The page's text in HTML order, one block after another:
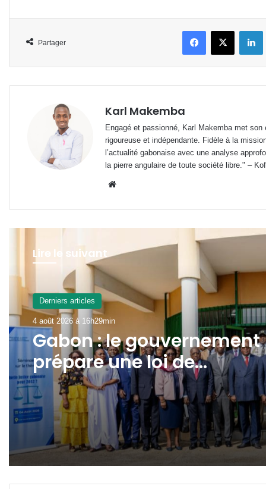
Partager
FacebookX
Karl Makemba
Engagé et passionné, Karl Makemba met
rigoureuse et indépendante. Fidèle à la
l’actualité gabonaise avec une analyse
la pierre angulaire de toute société libre." –
Lire le suivant
A La Une
4 août 2026 à 9h55min
Transport aérien : jusqu’à
52 480 FCFA de
R4 pour un aller-retour
Port-Gentil–Franceville